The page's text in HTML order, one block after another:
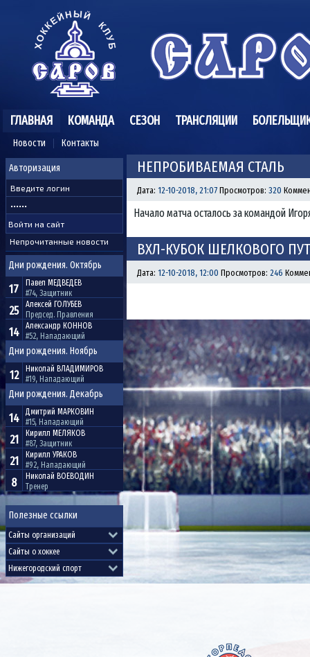
ГЛАВНАЯ
Новости Контакты
КОМАНДА СЕЗОН ТРАНСЛЯЦИИ
Авторизация
Непрочитанные новости
Дни рождения. Октябрь
17 Павел МЕДВЕДЕВ
#74, Защитник
25 Алексей ГОЛУБЕВ
Председ. Правления
14 Александр КОННОВ
#52, Нападающий
Дни рождения. Ноябрь
12 Николай ВЛАДИМИРОВ
#19, Нападающий
Дни рождения. Декабрь
14 Дмитрий МАРКОВИН
#15, Нападающий
21 Кирилл МЕЛЯКОВ
#87, Защитник
21 Кирилл УРАКОВ
#92, Нападающий
8 Николай ВОЕВОДИН
Тренер
Полезные ссылки
НЕПРОБИВАЕМАЯ СТАЛЬ
Дата: 12-10-2018, 21:07 Просмотров: 320
Начало матча осталось за командой
ВХЛ-КУБОК ШЕЛКОВОГО
Дата: 12-10-2018, 12:00 Просмотров: 246